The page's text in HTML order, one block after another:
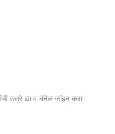
उत्तरे द्या व चॅनेल जॉइन करा